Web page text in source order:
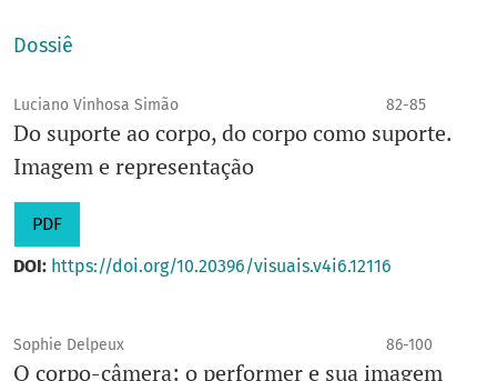
Dossiê
Luciano Vinhosa Simão 82-85
Do suporte ao corpo, do corpo como suporte.
Imagem e representação
PDF
DOI: https://doi.org/10.20396/visuais.v4i6.12116
Sophie Delpeux 86-100
O corpo-câmera: o performer e sua imagem